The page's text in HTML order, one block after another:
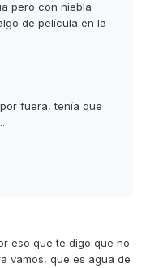
pero con niebla
de película en la
fuera, tenía que
eso que te digo que no
vamos, que es agua de